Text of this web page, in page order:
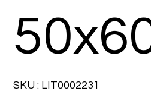
SKU : SKU
LIT0002231
LIT0002231